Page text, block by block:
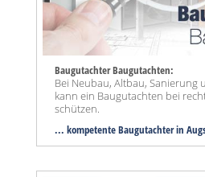
Baugutachter Baugutachten:
Bei Neubau, Altbau, Sanierung
kann ein Baugutachten bei
schützen.
... kompetente Baugutachter in